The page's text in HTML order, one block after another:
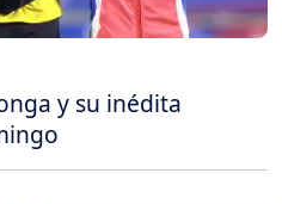
y su inédita